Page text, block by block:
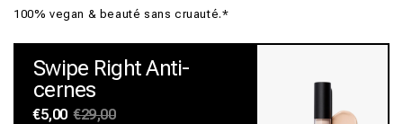
100% vegan & beauté sans cruauté.*
Swipe Right Anti-
cernes
Prix
€5,00 Prix
€29,00